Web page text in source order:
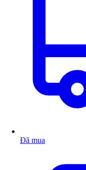
Đã mua